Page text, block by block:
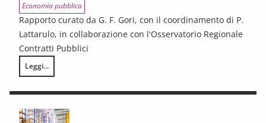
Economia pubblica
Rapporto curato da G. F. Gori, con il coordinamento di P.
Lattarulo, in collaborazione con l'Osservatorio Regionale
Contratti Pubblici
Leggi...
I CONTRATTI PUBBLICI AL TERMINE DEL PNRR – Andamento